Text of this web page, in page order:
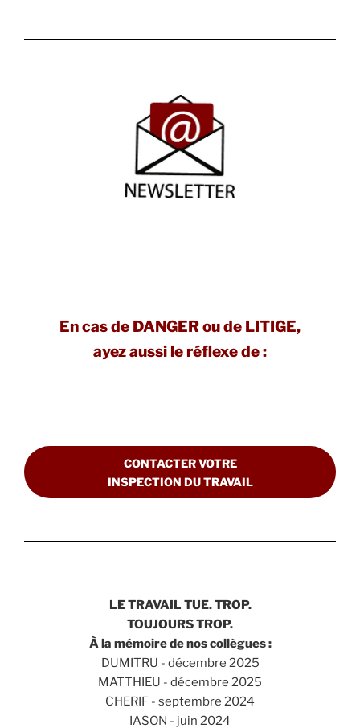
En cas de DANGER ou de LITIGE,
ayez aussi le réflexe de :
CONTACTER VOTRE
INSPECTION DU TRAVAIL
LE TRAVAIL TUE. TROP.
TOUJOURS TROP.
À la mémoire de nos collègues :
DUMITRU - décembre 2025
MATTHIEU - décembre 2025
CHERIF - septembre 2024
IASON - juin 2024